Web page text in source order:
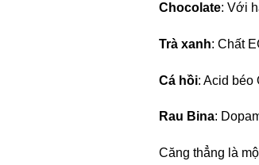
Chocolate: Với
Trà xanh: Chất
Cá hồi: Acid béo
Rau Bina:
Căng thẳng là